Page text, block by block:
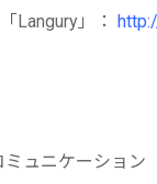
Langury」：
ュニケーション